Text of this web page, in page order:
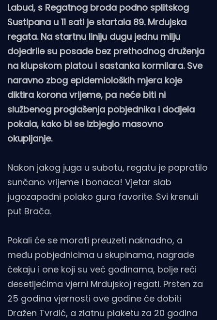
Labud, s Regatnog broda podno splitskog
Sustipana u 11 sati je startala 89. Mrdujska
regata. Na startnu liniju dugu jednu milju
dojedrile su posade bez prethodnog druženja
na klupskom platou i sastanka kormilara. Sve
naravno zbog epidemioloških mjera koje
diktira korona vrijeme, pa neće biti ni
službenog proglašenja pobjednika i dodjela
pokala, kako bi se izbjeglo masovno
okupljanje.
Nakon jakog juga u subotu, regatu je popratilo
sunčano vrijeme i bonaca! Vjetar slab
jugozapadni polako gura favorite. Svi krenuli
put Brača.
Pokali će se morati preuzeti naknadno, a
među pobjednicima u skupinama, nagrade
čekaju i one koji su već godinama, bolje reći
desetljećima vjerni Mrdujskoj regati. Prsten za
25 godina vjernosti ove godine će dobiti
Dražen Tvrdić, a zlatnu plaketu za 20 godina